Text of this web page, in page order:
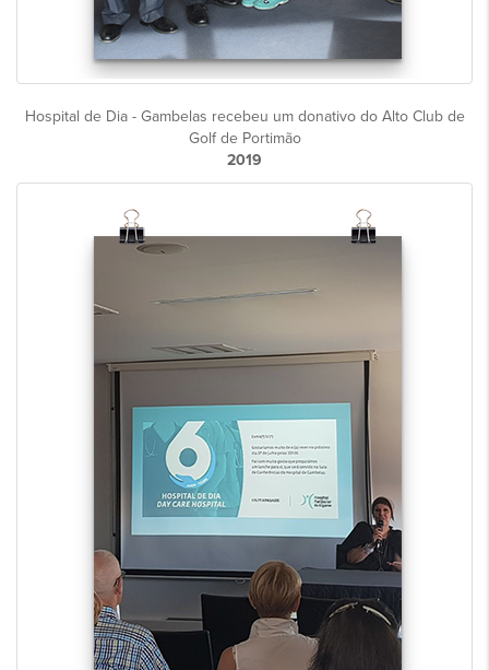
Hospital de Dia - Gambelas recebeu um donativo do Alto Club de
Golf de Portimão
2019